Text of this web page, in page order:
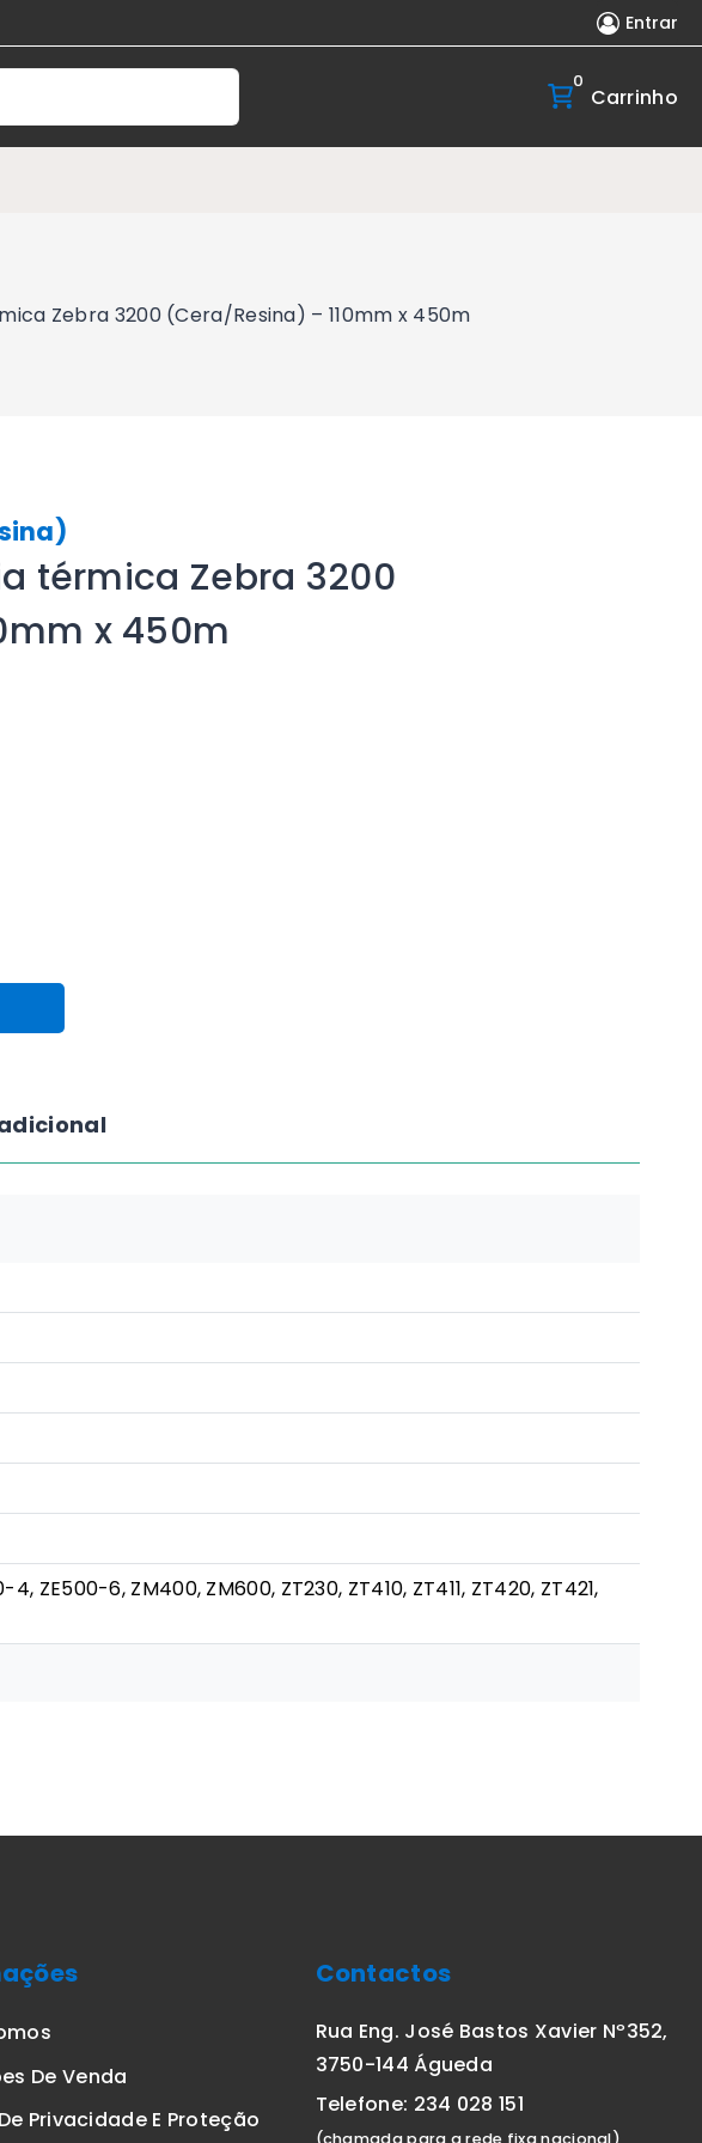
Entrar
0
Carrinho
Zebra 3200 (Cera/Resina) – 110mm x 450m
térmica Zebra 3200
x 450m
4, ZE500-6, ZM400, ZM600, ZT230, ZT410, ZT411, ZT420, ZT421,
De Venda
Privacidade E Proteção
Contactos
Rua Eng. José Bastos Xavier Nº352,
3750-144 Águeda
Telefone: 234 028 151
(chamada para a rede fixa nacional)